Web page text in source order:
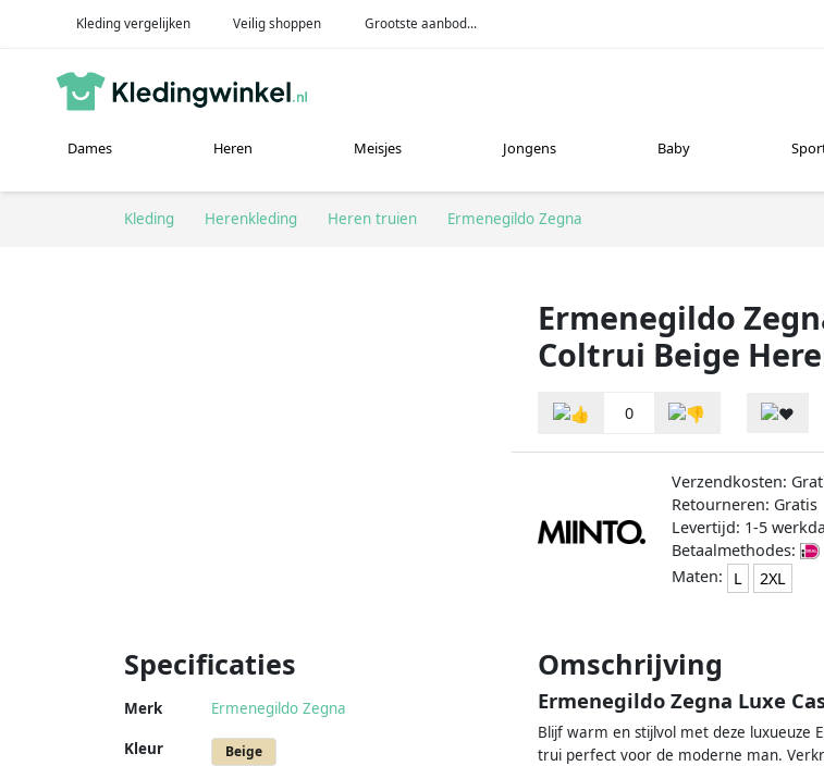
Kleding vergelijken Veilig shoppen Grootste aanbod...
Dames Heren Meisjes Jongens Baby
Kleding Herenkleding Heren truien Ermenegildo Zegna
Ermenegildo
Coltrui Beige
0
Verzendkosten:
Retourneren: Gratis
Levertijd: 1-5
Betaalmethodes:
Maten:
L 2XL
Specificaties
Merk Ermenegildo Zegna
Kleur Beige
Omschrijving
Ermenegildo Zegna Luxe
Blijf warm en stijlvol met deze luxueuze
trui perfect voor de moderne man.